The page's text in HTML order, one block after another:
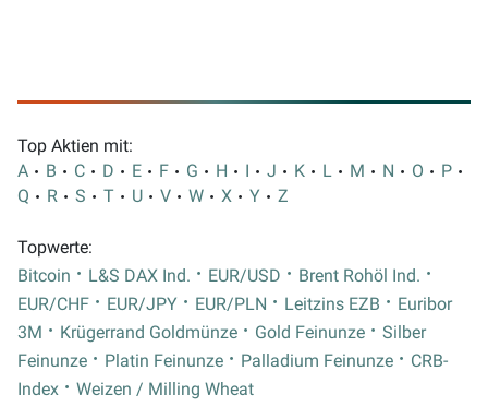
Top Aktien mit:
A
B C D E F G H I J K L M N O
P
Q
R S T U V W X Y Z
Topwerte:
Bitcoin
L&S DAX Ind. EUR/USD
Brent Rohöl Ind.
EUR/CHF
EUR/JPY EUR/PLN Leitzins EZB
Euribor
3M
Krügerrand Goldmünze Gold Feinunze
Silber
Feinunze
Platin Feinunze Palladium Feinunze
CRB-
Index
Weizen / Milling Wheat